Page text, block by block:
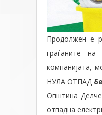
Продолжен е
граѓаните
компанијата,
НУЛА ОТПАД
Општина
отпадна